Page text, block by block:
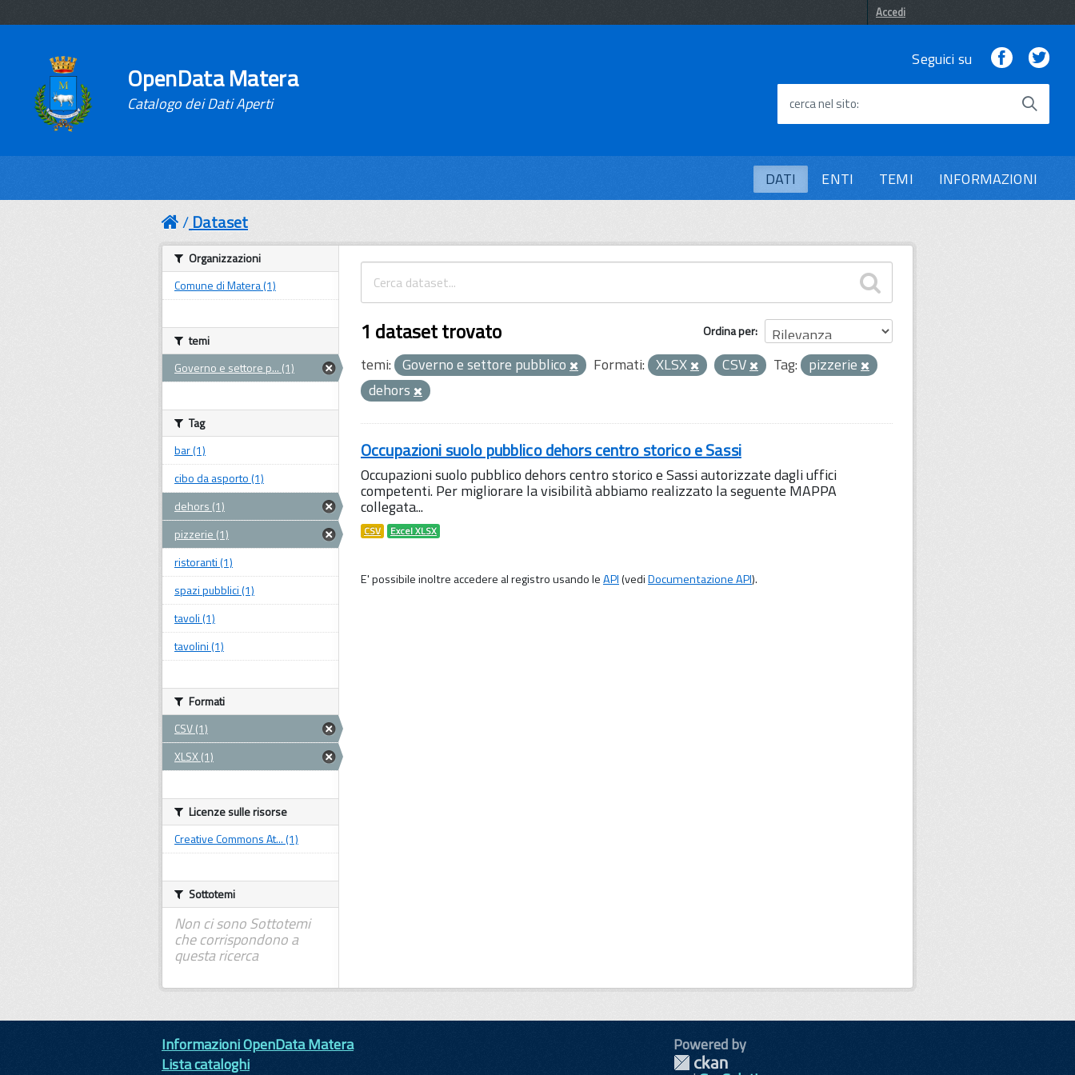
Accedi
OpenData Matera
Catalogo dei Dati Aperti
Seguici su Facebook
cerca nel sito
DATI ENTI TEMI INFORMAZIONI
Dataset
Ordina per
1 dataset trovato
temi: Governo e settore pubblico Formati: XLSX CSV Tag: pizzerie
dehors
Occupazioni suolo pubblico dehors centro storico e Sassi
Occupazioni suolo pubblico dehors centro storico e Sassi autorizzate dagli uffici
competenti. Per migliorare la visibilità abbiamo realizzato la seguente MAPPA
collegata...
CSV Excel XLSX
E' possibile inoltre accedere al registro usando leAPI(vediDocumentazione API).
Organizzazioni
Comune di Matera (1)
temi
Governo e settore p... (1)
Tag
bar (1)
cibo da asporto (1)
dehors (1)
pizzerie (1)
ristoranti (1)
spazi pubblici (1)
tavoli (1)
tavolini (1)
Formati
CSV (1)
XLSX (1)
Licenze sulle risorse
Creative Commons At... (1)
Sottotemi
Non ci sono Sottotemi
che corrispondono a
questa ricerca
Informazioni OpenData Matera
Lista cataloghi
Powered by